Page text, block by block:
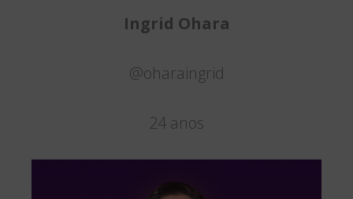
Ingrid Ohara
@oharaingrid
24 anos